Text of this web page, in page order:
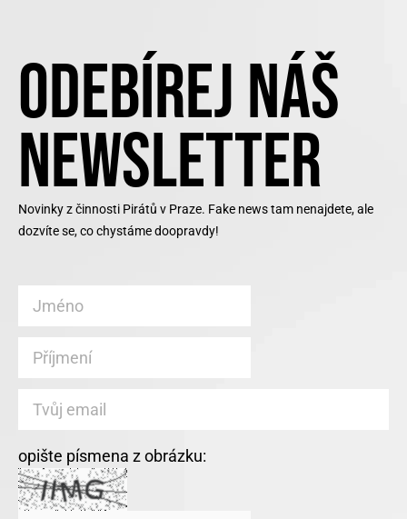
ODEBÍREJ NÁŠ
NEWSLETTER
Novinky z činnosti Pirátů v Praze. Fake news tam nenajdete, ale
dozvíte se, co chystáme doopravdy!
opište písmena z obrázku: